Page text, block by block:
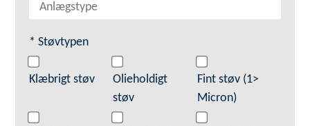
* Støvtypen
Klæbrigt støv
Olieholdigt
støv
Fint støv (1>
Micron)